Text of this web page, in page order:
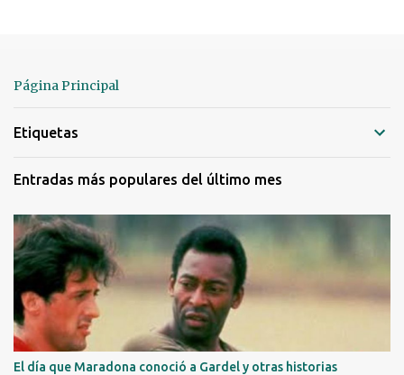
r
u
c
m
e
t
a
r
i
o
Página Principal
Etiquetas
Entradas más populares del último mes
El día que Maradona conoció a Gardel y otras historias